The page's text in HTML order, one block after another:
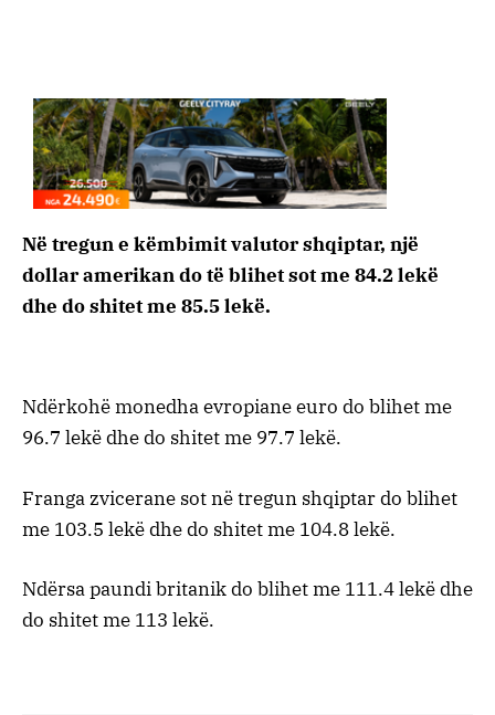
Në tregun e këmbimit valutor shqiptar, një
dollar amerikan do të blihet sot me 84.2 lekë
dhe do shitet me 85.5 lekë.
Ndërkohë monedha evropiane euro do blihet me
96.7 lekë dhe do shitet me 97.7 lekë.
Franga zvicerane sot në tregun shqiptar do blihet
me 103.5 lekë dhe do shitet me 104.8 lekë.
Ndërsa paundi britanik do blihet me 111.4 lekë dhe
do shitet me 113 lekë.